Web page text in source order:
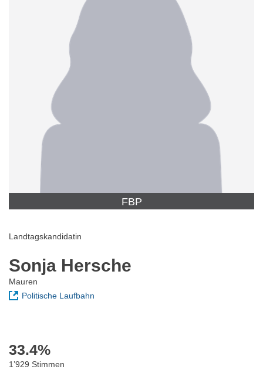
FBP
Landtagskandidatin
Sonja Hersche
Mauren
Politische Laufbahn
33.4%
1’929 Stimmen